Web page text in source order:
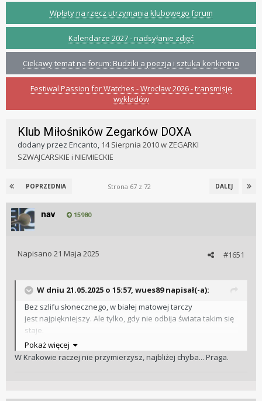
Wpłaty na rzecz utrzymania klubowego forum
Kalendarze 2027 - nadsyłanie zdjęć
Ciekawy temat na forum: Budziki a poezja i sztuka konkretna
Festiwal Passion for Watches - Wrocław 2026 - transmisje
wykładów
Klub Miłośników Zegarków DOXA
dodany przez Encanto, 14 Sierpnia 2010w ZEGARKI
SZWAJCARSKIE i NIEMIECKIE
POPRZEDNIA DALEJ
Strona 67 z 72
nav 15980
#1651
Napisano 21 Maja 2025
W dniu 21.05.2025 o 15:57, wues89napisał(-a):
Bez szlifu słonecznego, w białej matowej tarczy
jest najpiękniejszy. Ale tylko, gdy nie odbija świata takim się
staje.
Orientujecie się czy w Krakowie posiadają, w którymś ze
sklepów model 200T?
Pokaż więcej
W Krakowie raczej nie przymierzysz, najbliżej chyba... Praga.